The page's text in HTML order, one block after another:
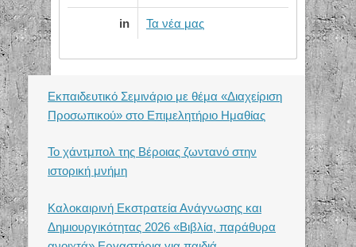
in Τα νέα μας
Εκπαιδευτικό Σεμινάριο με θέμα «Διαχείριση
Προσωπικού» στο Επιμελητήριο Ημαθίας
Το χάντμπολ της Βέροιας ζωντανό στην
ιστορική μνήμη
Καλοκαιρινή Εκστρατεία Ανάγνωσης και
Δημιουργικότητας 2026 «Βιβλία, παράθυρα